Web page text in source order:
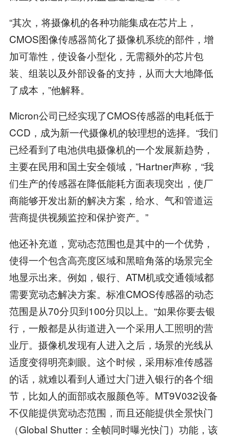
“其次，将摄像机的各种功能集成在芯片上，
CMOS图像传感器简化了摄像机系统的部件，增
加可靠性，使设备小型化，无需额外的芯片包
装、组装以及外部设备的支持，从而大大地降低
了成本，”他解释。
Micron公司已经实现了CMOS传感器的电耗低于
CCD，成为新一代摄像机的较理想的选择。“我们
已经看到了电池供电摄像机的一个发展新趋势，
主要在民用和国土安全领域，”Hartner声称，“我
们生产的传感器在降低能耗方面表现突出，使厂
商能够开发出新的解决方案，给水、气和管道运
营商提供视频监控和保护资产。”
他还补充道，宽动态范围也是其中的一个优势，
使得一个包含高亮度区域和黑暗角落的场景完全
地显示出来。例如，银行、ATM机或交通领域都
需要宽动态解决方案。标准CMOS传感器的动态
范围是从70分贝到100分贝以上。“如果你要去银
行，一般都是从街道进入一个采用人工照明的营
业厅。摄像机发现有人进入之后，场景的光线从
适度变得明亮刺眼。这个时候，采用标准传感器
的话，就难以看到人通过大门进入银行的各个细
节，比如人的面部或衣服颜色等。MT9V032设备
不仅能提供宽动态范围，而且还能提供全景快门
（Global Shutter：全帧同时曝光快门）功能，该